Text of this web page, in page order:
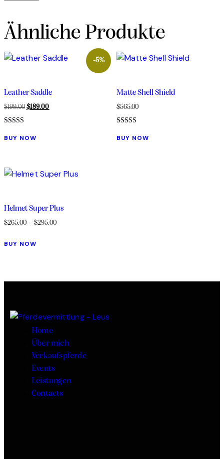
Ähnliche Produkte
-5%
Leather Saddle
$199.00 $189.00
mit
BUY NOW
Matte Shell Shield
$565.00
mit
BUY NOW
Helmet Super Plus
$265.00 –$295.00
BUY NOW
Home
Über mich
Verkaufspferde
Events
Leistungen
Contacts